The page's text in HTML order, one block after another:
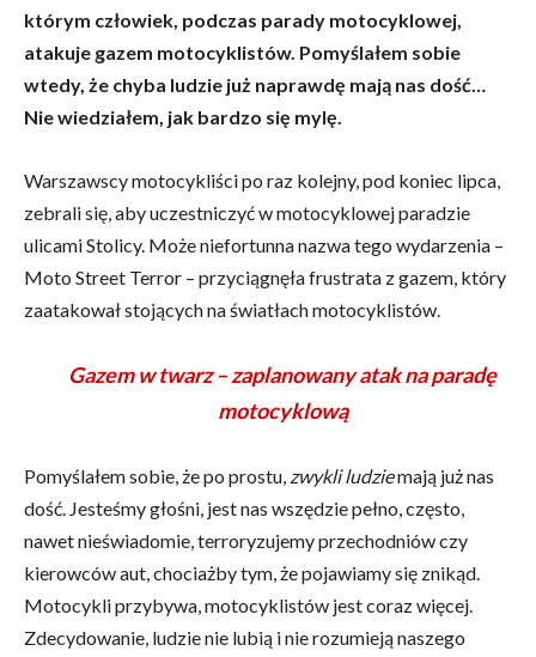
którym człowiek, podczas parady motocyklowej,
atakuje gazem motocyklistów. Pomyślałem sobie
wtedy, że chyba ludzie już naprawdę mają nas dość…
Nie wiedziałem, jak bardzo się mylę.
Warszawscy motocykliści po raz kolejny, pod koniec lipca,
zebrali się, aby uczestniczyć w motocyklowej paradzie
ulicami Stolicy. Może niefortunna nazwa tego wydarzenia –
Moto Street Terror – przyciągnęła frustrata z gazem, który
zaatakował stojących na światłach motocyklistów.
Gazem w twarz – zaplanowany atak na paradę
motocyklową
Pomyślałem sobie, że po prostu, zwykli ludziemają już nas
dość. Jesteśmy głośni, jest nas wszędzie pełno, często,
nawet nieświadomie, terroryzujemy przechodniów czy
kierowców aut, chociażby tym, że pojawiamy się znikąd.
Motocykli przybywa, motocyklistów jest coraz więcej.
Zdecydowanie, ludzie nie lubią i nie rozumieją naszego